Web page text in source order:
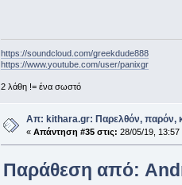
https://soundcloud.com/greekdude888
https://www.youtube.com/user/panixgr
2 λάθη != ένα σωστό
Απ: kithara.gr: Παρελθόν, παρόν,
« Απάντηση #35 στις: 28/05/19, 13:57
Παράθεση από: